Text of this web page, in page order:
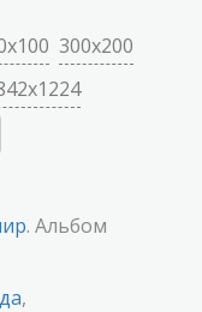
300x200
. Альбом
,